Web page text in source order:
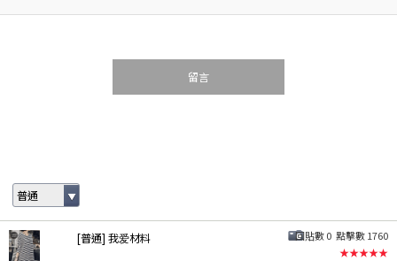
留言
普通
回貼數 0 點擊數 1760
[普通] 我爱材料
★★★★★